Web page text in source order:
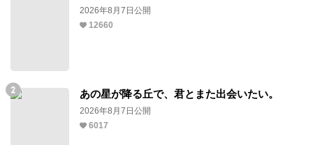
2026年8月7日公開
12660
あの星が降る丘で、君とまた出会いたい。
2026年8月7日公開
6017